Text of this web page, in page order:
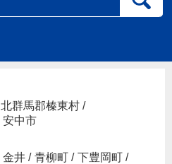
北群馬郡榛東村 /
安中市
金井 / 青柳町 / 下豊岡町 /